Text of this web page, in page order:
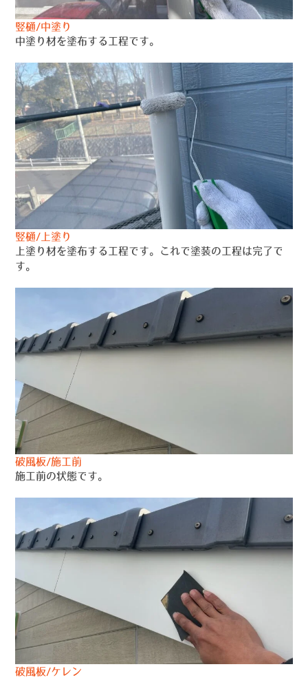
竪樋/中塗り
中塗り材を塗布する工程です。
竪樋/上塗り
上塗り材を塗布する工程です。これで塗装の工程は完了で
す。
破風板/施工前
施工前の状態です。
破風板/ケレン